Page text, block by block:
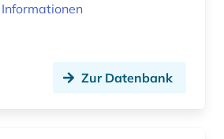
Zur Datenbank